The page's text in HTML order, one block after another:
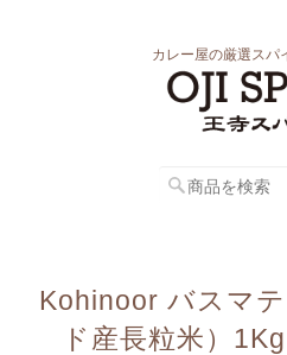
カレー屋の厳選ス
Kohinoor バスマ
ド産長粒米）